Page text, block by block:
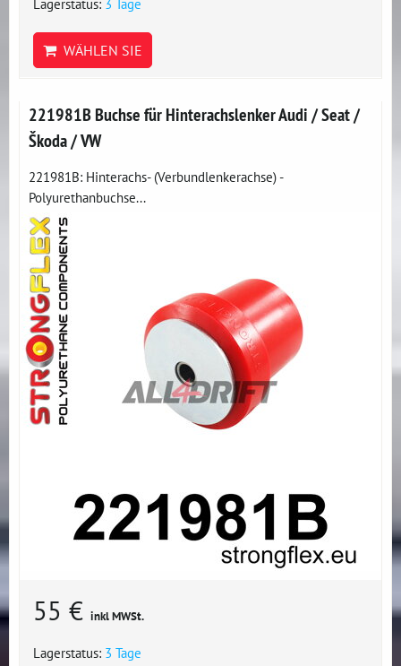
Lagerstatus: 3 Tage
WÄHLEN SIE
221981B Buchse für Hinterachslenker Audi / Seat /
Škoda / VW
221981B: Hinterachs- (Verbundlenkerachse) -
Polyurethanbuchse...
55 € inkl MWSt.
Lagerstatus: 3 Tage